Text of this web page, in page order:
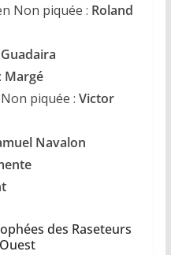
Non piquée : Roland
Guadaira
Margé
piquée : Victor
Navalon
des Raseteurs